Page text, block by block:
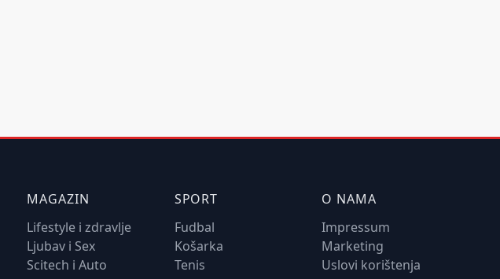
MAGAZIN
Lifestyle i zdravlje
Ljubav i Sex
Scitech i Auto
SPORT
Fudbal
Košarka
Tenis
O NAMA
Impressum
Marketing
Uslovi korištenja